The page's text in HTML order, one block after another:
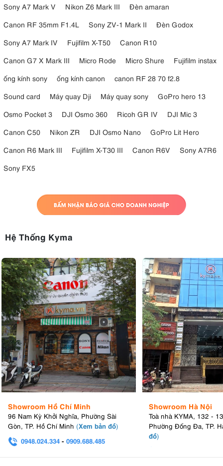
Sony A7 Mark V
Nikon Z6 Mark III
Đèn amaran
Canon RF 35mm F1.4L
Sony ZV-1 Mark II
Đèn Godox
Sony A7 Mark IV
Fujifilm X-T50
Canon R10
Canon G7 X Mark III
Micro Rode Micro Shure
Fujifilm instax
ống kính sony
ống kính canon
canon RF 28 70 f2.8
Sound card
Máy quay Dji Máy quay sony
GoPro hero 13
Osmo Pocket 3
DJI Osmo 360 Ricoh GR IV
DJI Mic 3
Canon C50
Nikon ZR DJI Osmo Nano
GoPro Lit Hero
Canon R6 Mark III
Fujifilm X-T30 III Canon R6V
Sony A7R6
Sony FX5
Hệ Thống Kyma
Showroom Hồ Chí Minh
96 Nam Kỳ Khởi Nghĩa, Phường Sài
Gòn, TP. Hồ Chí Minh (Xem bản đồ)
0948.024.334 - 0909.688.485
Showroom Hà Nội
Toà nhà KYMA, 132 -
Phường Đống Đa, TP.
đồ)